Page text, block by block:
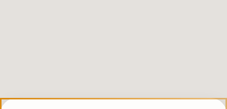
girişelexbett.nettulipbetgiris.org